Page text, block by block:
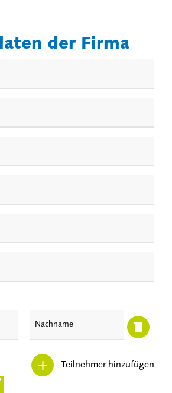
der Firma
Teilnehmer hinzufügen